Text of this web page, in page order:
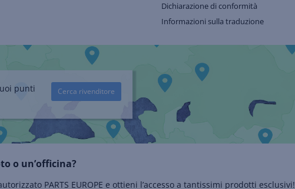
Dichiarazione di conformità
Informazioni sulla traduzione
punti
Cerca rivenditore
o un’officina?
PARTS EUROPE e ottieni l’accesso a tantissimi prodotti esclusivi!